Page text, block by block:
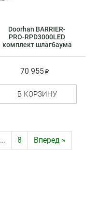
Doorhan BARRIER-
PRO-RPD3000LED
комплект шлагбаума
70 955
В КОРЗИНУ
… 8 Вперед »